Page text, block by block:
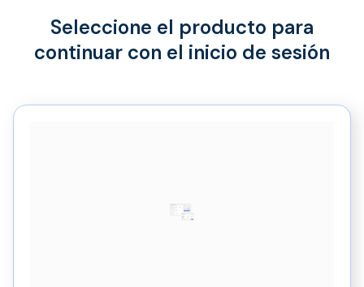
Seleccione el producto para
continuar con el inicio de sesión